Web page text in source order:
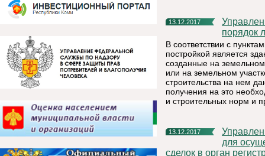
13.12.2017
Управление Росреестра по Республике Коми: понятие и
порядок
В соответствии с
постройкой является
созданные на
или на земельном
строительства на нем
получения на это
и строительных норм и
13.12.2017
Управление Росреестра по Республике Коми: в каком случае
для
сделок в орган